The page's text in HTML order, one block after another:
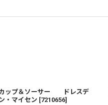
ップ＆ソーサー ドレスデ
・マイセン [7210656]